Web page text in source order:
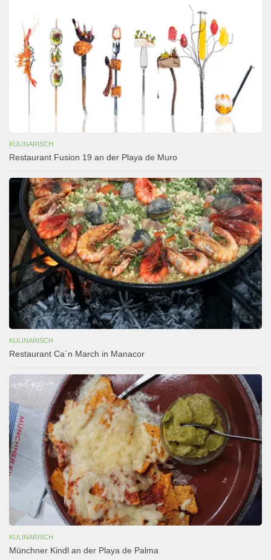
KULINARISCH
Restaurant Fusion 19 an der Playa de Muro
KULINARISCH
Restaurant Ca´n March in Manacor
KULINARISCH
Münchner Kindl an der Playa de Palma